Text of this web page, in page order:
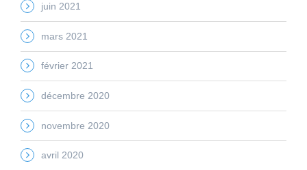
juin 2021
mars 2021
février 2021
décembre 2020
novembre 2020
avril 2020